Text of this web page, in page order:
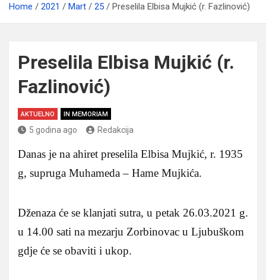
Home 2021 Mart 25 Preselila Elbisa Mujkić (r. Fazlinović)
Preselila Elbisa Mujkić (r.
Fazlinović)
AKTUELNO IN MEMORIAM
5 godina ago Redakcija
Danas je na ahiret preselila Elbisa Mujkić, r. 1935
g, supruga Muhameda – Hame Mujkića.
Dženaza će se klanjati sutra, u petak 26.03.2021 g.
u 14.00 sati na mezarju Zorbinovac u Ljubuškom
gdje će se obaviti i ukop.